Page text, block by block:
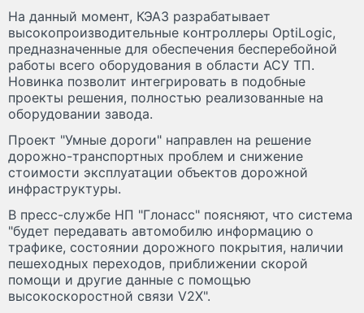
На данный момент, КЭАЗ разрабатывает
высокопроизводительные контроллеры OptiLogic,
предназначенные для обеспечения бесперебойной
работы всего оборудования в области АСУ ТП.
Новинка позволит интегрировать в подобные
проекты решения, полностью реализованные на
оборудовании завода.
Проект "Умные дороги" направлен на решение
дорожно-транспортных проблем и снижение
стоимости эксплуатации объектов дорожной
инфраструктуры.
В пресс-службе НП "Глонасс" поясняют, что система
"будет передавать автомобилю информацию о
трафике, состоянии дорожного покрытия, наличии
пешеходных переходов, приближении скорой
помощи и другие данные с помощью
высокоскоростной связи V2X".